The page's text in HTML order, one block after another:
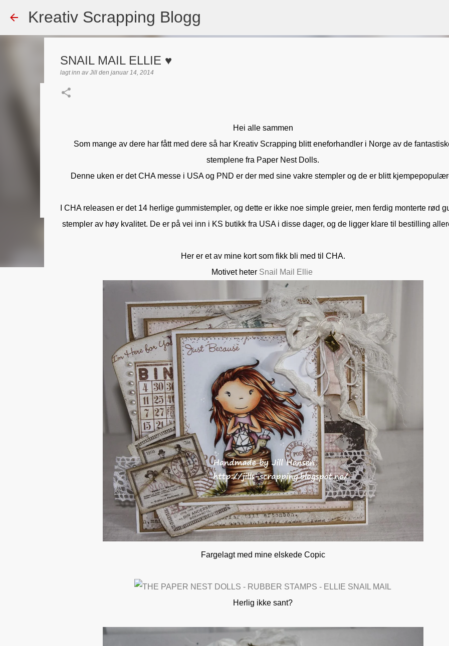
Kreativ Scrapping Blogg
SNAIL MAIL ELLIE ♥
lagt inn avJill den januar 14, 2014
Hei alle sammen
Som mange av dere har fått med dere så har Kreativ Scrapping blitt eneforhandler i Norge av de
stemplene fra Paper Nest Dolls.
Denne uken er det CHA messe i USA og PND er der med sine vakre stempler og de er blitt
I CHA releasen er det 14 herlige gummistempler, og dette er ikke noe simple greier, men ferdig monterte rød
stempler av høy kvalitet. De er på vei inn i KS butikk fra USA i disse dager, og de ligger klare til bestilling
Her er et av mine kort som fikk bli med til CHA.
Motivet heter Snail Mail Ellie
Fargelagt med mine elskede Copic
Herlig ikke sant?